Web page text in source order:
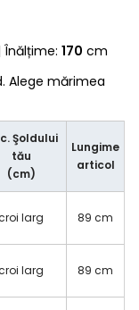
Înălțime: 170 cm
Alege mărimea
Şoldului
tău
(cm)
Lungime
articol
larg 89 cm
larg 89 cm